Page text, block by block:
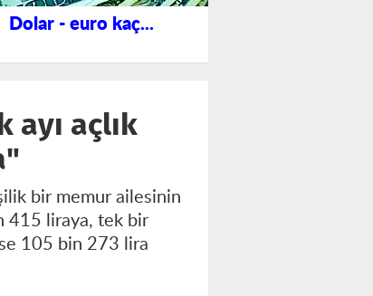
Dolar - euro kaç...
açlık
bir memur ailesinin
415 liraya, tek bir
105 bin 273 lira